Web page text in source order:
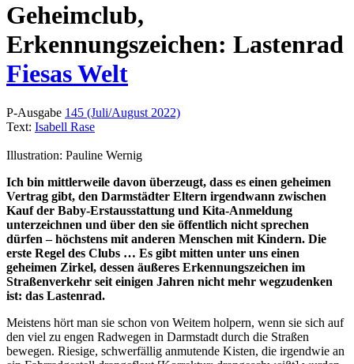
Geheimclub,
Erkennungszeichen: Lastenrad
Fiesas Welt
P-Ausgabe 145 (Juli/August 2022)
Text: Isabell Rase
Illustration: Pauline Wernig
Ich bin mittlerweile davon überzeugt, dass es einen geheimen
Vertrag gibt, den Darmstädter Eltern irgendwann zwischen
Kauf der Baby-Erstausstattung und Kita-Anmeldung
unterzeichnen und über den sie öffentlich nicht sprechen
dürfen – höchstens mit anderen Menschen mit Kindern. Die
erste Regel des Clubs … Es gibt mitten unter uns einen
geheimen Zirkel, dessen äußeres Erkennungszeichen im
Straßenverkehr seit einigen Jahren nicht mehr wegzudenken
ist: das Lastenrad.
Meistens hört man sie schon von Weitem holpern, wenn sie sich auf
den viel zu engen Radwegen in Darmstadt durch die Straßen
bewegen. Riesige, schwerfällig anmutende Kisten, die irgendwie an